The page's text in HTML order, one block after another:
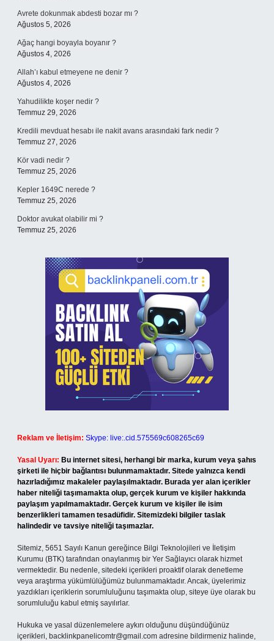
Avrete dokunmak abdesti bozar mı ?
Ağustos 5, 2026
Ağaç hangi boyayla boyanır ?
Ağustos 4, 2026
Allah’ı kabul etmeyene ne denir ?
Ağustos 4, 2026
Yahudilikte koşer nedir ?
Temmuz 29, 2026
Kredili mevduat hesabı ile nakit avans arasındaki fark nedir ?
Temmuz 27, 2026
Kör vadi nedir ?
Temmuz 25, 2026
Kepler 1649C nerede ?
Temmuz 25, 2026
Doktor avukat olabilir mi ?
Temmuz 25, 2026
Reklam ve İletişim: Skype: live:.cid.575569c608265c69
Yasal Uyarı: Bu internet sitesi, herhangi bir marka, kurum veya şahıs
şirketi ile hiçbir bağlantısı bulunmamaktadır. Sitede yalnızca kendi
hazırladığımız makaleler paylaşılmaktadır. Burada yer alan içerikler
haber niteliği taşımamakta olup, gerçek kurum ve kişiler hakkında
paylaşım yapılmamaktadır. Gerçek kurum ve kişiler ile isim
benzerlikleri tamamen tesadüfidir. Sitemizdeki bilgiler taslak
halindedir ve tavsiye niteliği taşımazlar.
Sitemiz, 5651 Sayılı Kanun gereğince Bilgi Teknolojileri ve İletişim
Kurumu (BTK) tarafından onaylanmış bir Yer Sağlayıcı olarak hizmet
vermektedir. Bu nedenle, sitedeki içerikleri proaktif olarak denetleme
veya araştırma yükümlülüğümüz bulunmamaktadır. Ancak, üyelerimiz
yazdıkları içeriklerin sorumluluğunu taşımakta olup, siteye üye olarak bu
sorumluluğu kabul etmiş sayılırlar.
Hukuka ve yasal düzenlemelere aykırı olduğunu düşündüğünüz
içerikleri, backlinkpanelicomtr@gmail.com adresine bildirmeniz halinde,